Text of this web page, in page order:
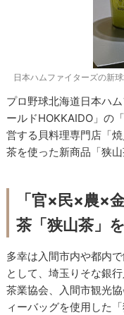
日本ハムファイターズの新
プロ野球北海道日本ハ
ールドHOKKAIDO」の
営する貝料理専門店「
茶を使った新商品「狭
「官×民×農×
茶「狭山茶」
多幸は入間市内や都内
として、埼玉りそな銀
茶業協会、入間市観光
ィーバッグを使用した